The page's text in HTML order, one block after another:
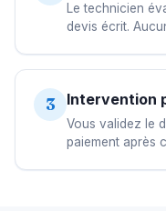
Le technicien
devis écrit.
3 Intervention
Vous validez le
paiement après